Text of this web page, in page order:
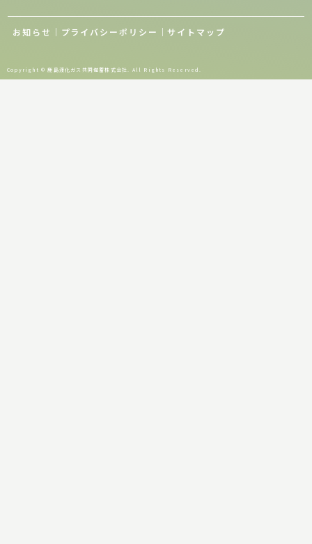
お知らせ ｜ プライバシーポリシー ｜サイトマップ
Copyright © 鹿島液化ガス共同備蓄株式会社. All Rights Reserved.